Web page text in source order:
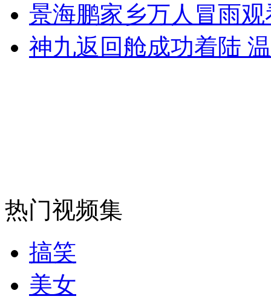
走！跟着总书记去植树
消防员救轻生者 花炮节热闹非凡 减压"枕头大战"
景海鹏家乡万人冒雨
神九返回舱成功着陆
热门视频集
搞笑
美女